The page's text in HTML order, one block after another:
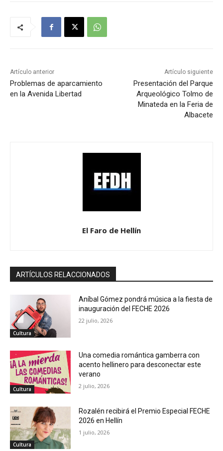
Artículo anterior
Problemas de aparcamiento
en la Avenida Libertad
Artículo siguiente
Presentación del Parque
Arqueológico Tolmo de
Minateda en la Feria de
Albacete
El Faro de Hellín
ARTÍCULOS RELACCIONADOS
Cultura
Aníbal Gómez pondrá música a la fiesta de
inauguración del FECHE 2026
22 julio, 2026
Cultura
Una comedia romántica gamberra con
acento hellinero para desconectar este
verano
2 julio, 2026
Cultura
Rozalén recibirá el Premio Especial FECHE
2026 en Hellín
1 julio, 2026